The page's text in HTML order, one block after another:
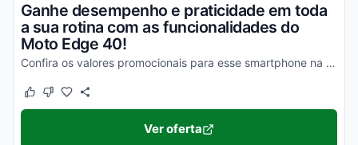
Ganhe desempenho e praticidade em toda
a sua rotina com as funcionalidades do
Moto Edge 40!
Confira os valores promocionais para esse smartphone na loja virtual Motorola e economize hoje mesmo!
Este cupom funcionou
Este cupom não funcionou
Ver oferta